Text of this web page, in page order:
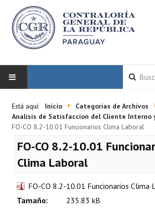
LA CGR
Autoridades
Misión y Visión
Marco Normativo
Está aquí: Inicio
Categorias de Archivos
Analisis de Satisfaccion del Cliente Interno
FO-CO 8.2-10.01 Funcionarios Clima Laboral
FO-CO 8.2-10.01
Clima Laboral
FO-CO 8.2-10.01 Funcionarios Clima
Tamaño:
235.83 kB